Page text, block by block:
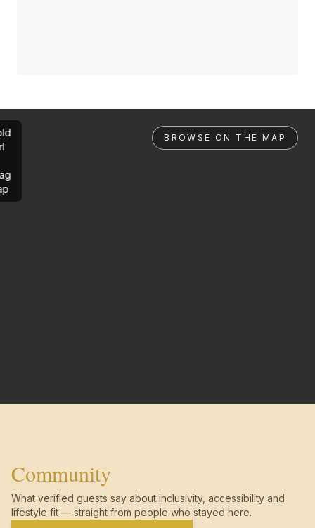
BROWSE ON THE MAP
Community
What verified guests say about inclusivity, accessibility and
lifestyle fit — straight from people who stayed here.